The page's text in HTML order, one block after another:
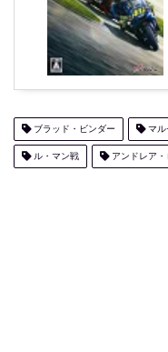
ブラッド・ビンダー マル
ル・マン戦 アンドレア・